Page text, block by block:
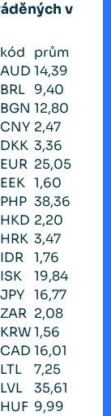
v
kód
prům
AUD 14,39
BRL 9,40
BGN 12,80
CNY 2,47
DKK 3,36
EUR 25,05
EEK 1,60
PHP 38,36
HKD 2,20
HRK 3,47
IDR
1,76
ISK
19,84
JPY 16,77
ZAR 2,08
KRW1,56
CAD 16,01
LTL
7,25
LVL
35,61
HUF 9,99